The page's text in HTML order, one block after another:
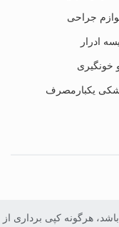
جراحی
ادرار
خونگیری
یکبارمصرف
هرگونه کپی برداری از